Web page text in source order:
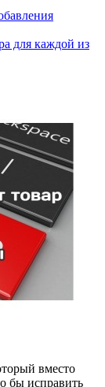
для каждой из
вместо
бы исправить